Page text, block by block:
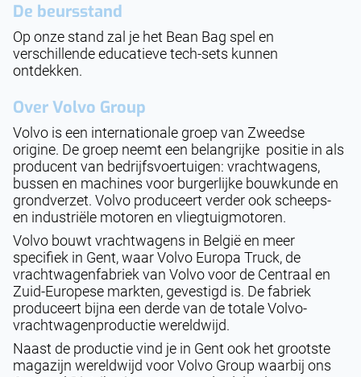
De beursstand
Op onze stand zal je het Bean Bag spel en
verschillende educatieve tech-sets kunnen
ontdekken.
OverVolvo Group
Volvo is een internationale groep van Zweedse
origine. De groep neemt een belangrijke positie in als
producent van bedrijfsvoertuigen: vrachtwagens,
bussen en machines voor burgerlijke bouwkunde en
grondverzet. Volvo produceert verder ook scheeps-
en industriële motoren en vliegtuigmotoren.
Volvo bouwt vrachtwagens in België en meer
specifiek in Gent, waar Volvo Europa Truck, de
vrachtwagenfabriek van Volvo voor de Centraal en
Zuid-Europese markten, gevestigd is. De fabriek
produceert bijna een derde van de totale Volvo-
vrachtwagenproductie wereldwijd.
Naast de productie vind je in Gent ook het grootste
magazijn wereldwijd voor Volvo Group waarbij ons